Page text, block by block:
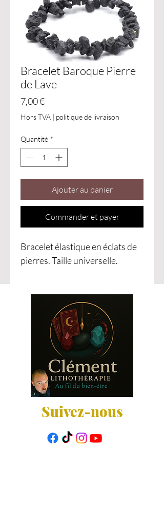
Bracelet Baroque Pierre
de Lave
7,00 €Prix
Hors TVA | politique de livraison
Quantité *
Ajouter au panier
Commander et payer
Bracelet élastique en éclats de
pierres. Taille universelle.
Suivez-nous